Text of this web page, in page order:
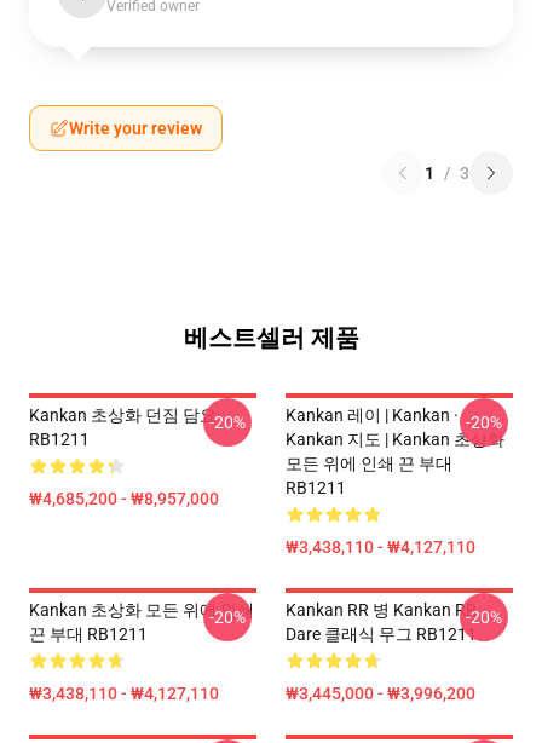
Verified owner
Write your review
1 / 3
베스트셀러 제품
Kankan 초상화 던짐 담요
RB1211
₩4,685,200 - ₩8,957,000
-20%
Kankan 레이 | Kankan ·
Kankan 지도 | Kankan 초상화
모든 위에 인쇄 끈 부대
RB1211
₩3,438,110 - ₩4,127,110
-20%
Kankan 초상화 모든 위에 인쇄
끈 부대 RB1211
₩3,438,110 - ₩4,127,110
-20%
Kankan RR 병 Kankan RR
Dare 클래식 무그 RB1211
₩3,445,000 - ₩3,996,200
-20%